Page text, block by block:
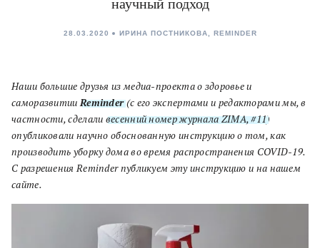
научный подход
28.03.2020 ИРИНА ПОСТНИКОВА, REMINDER
Наши большие друзья из медиа-проекта о здоровье и
саморазвитииReminder(с его экспертами и редакторами мы, в
частности, сделали весенний номер журнала ZIMA, #11)
опубликовали научно обоснованную инструкцию о том, как
производить уборку дома во время распространения COVID-19.
С разрешения Reminder публикуем эту инструкцию и на нашем
сайте.